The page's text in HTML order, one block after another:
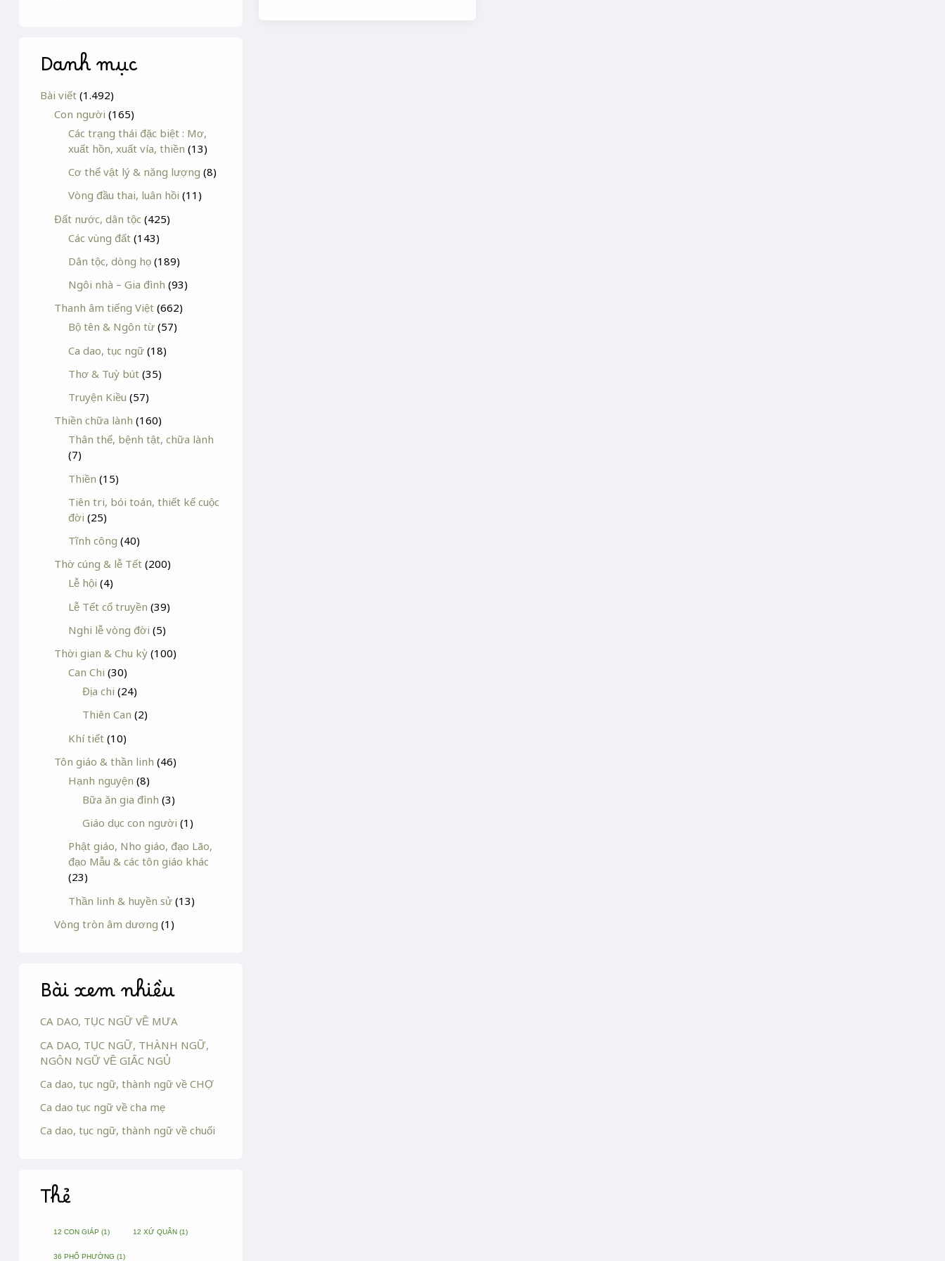
Danh mục
Bài viết (1.492)
Con người (165)
Các trạng thái đặc biệt : Mơ,
xuất hồn, xuất vía, thiền (13)
Cơ thể vật lý & năng lượng (8)
Vòng đầu thai, luân hồi (11)
Đất nước, dân tộc (425)
Các vùng đất (143)
Dân tộc, dòng họ (189)
Ngôi nhà – Gia đình (93)
Thanh âm tiếng Việt (662)
Bộ tên & Ngôn từ (57)
Ca dao, tục ngữ (18)
Thơ & Tuỳ bút (35)
Truyện Kiều (57)
Thiền chữa lành (160)
Thân thể, bệnh tật, chữa lành
(7)
Thiền (15)
Tiên tri, bói toán, thiết kế cuộc
đời (25)
Tĩnh công (40)
Thờ cúng & lễ Tết (200)
Lễ hội (4)
Lễ Tết cổ truyền (39)
Nghi lễ vòng đời (5)
Thời gian & Chu kỳ (100)
Can Chi (30)
Địa chi (24)
Thiên Can (2)
Khí tiết (10)
Tôn giáo & thần linh (46)
Hạnh nguyện (8)
Bữa ăn gia đình (3)
Giáo dục con người (1)
Phật giáo, Nho giáo, đạo Lão,
đạo Mẫu & các tôn giáo khác
(23)
Thần linh & huyền sử (13)
Vòng tròn âm dương (1)
Bài xem nhiều
CA DAO, TỤC NGỮ VỀ MƯA
CA DAO, TỤC NGỮ, THÀNH NGỮ,
NGÔN NGỮ VỀ GIẤC NGỦ
Ca dao, tục ngữ, thành ngữ về CHỢ
Ca dao tục ngữ về cha mẹ
Ca dao, tục ngữ, thành ngữ về chuối
Thẻ
12 CON GIÁP (1) 12 XỨ QUÂN (1)
36 PHỐ PHƯỜNG (1)